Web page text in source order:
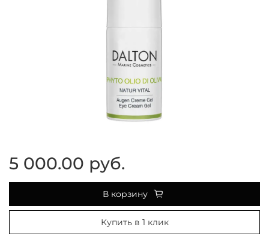
5 000.00 руб.
В корзину
Купить в 1 клик